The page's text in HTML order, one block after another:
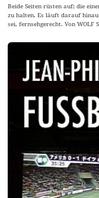
Beide Seiten rüsten auf; die
zu halten. Es läuft darauf
sei, fernsehgerecht. Von WOLF